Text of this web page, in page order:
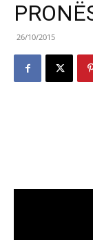
26/10/2015